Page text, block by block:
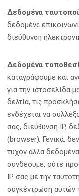
Δεδομένα
δεδομένα
διεύθυνση
Δεδομένα
καταγράφουμε και
για την ιστοσελίδα
δελτία, τις
ενδέχεται να
σας, διεύθυνση IP,
(browser). Γενικά,
τυχόν άλλα
συνδέουμε, ούτε
IP σας με την
συγκέντρωση αυτών